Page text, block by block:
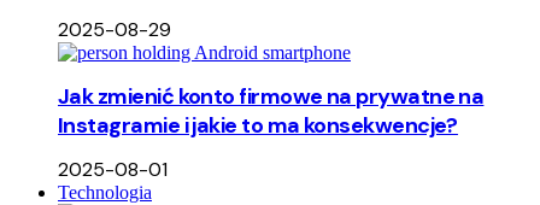
2025-08-29
Jak zmienić konto firmowe na prywatne na
Instagramie i jakie to ma konsekwencje?
2025-08-01
Technologia